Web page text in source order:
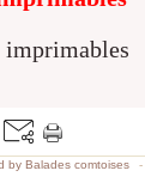
by Balades comtoises -